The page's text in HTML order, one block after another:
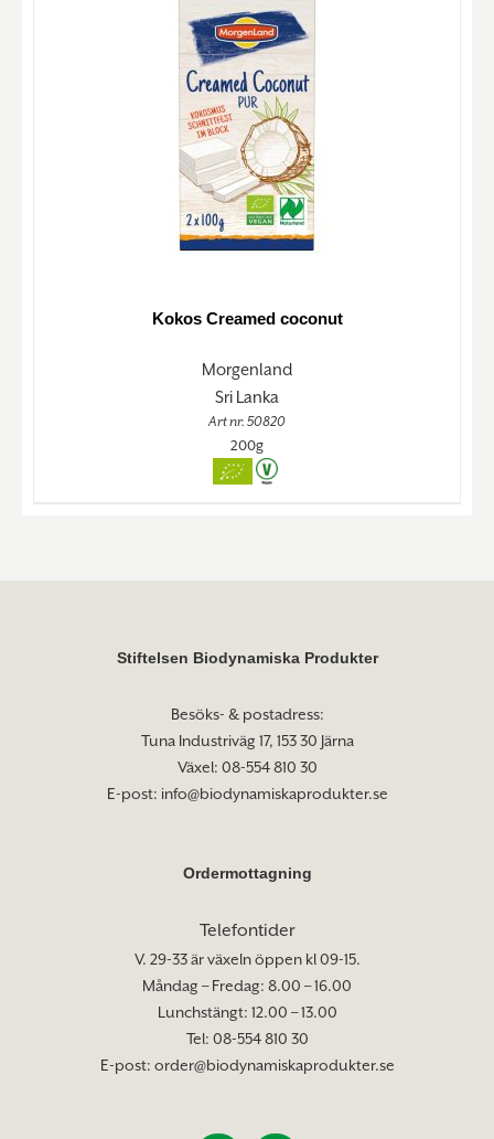
Kokos Creamed coconut
Morgenland
Sri Lanka
Art nr. 50820
200g
Stiftelsen Biodynamiska Produkter
Besöks- & postadress:
Tuna Industriväg 17, 153 30 Järna
Växel: 08-554 810 30
E-post: info@biodynamiskaprodukter.se
Ordermottagning
Telefontider
V. 29-33 är växeln öppen kl 09-15.
Måndag – Fredag: 8.00 – 16.00
Lunchstängt: 12.00 – 13.00
Tel: 08-554 810 30
E-post: order@biodynamiskaprodukter.se